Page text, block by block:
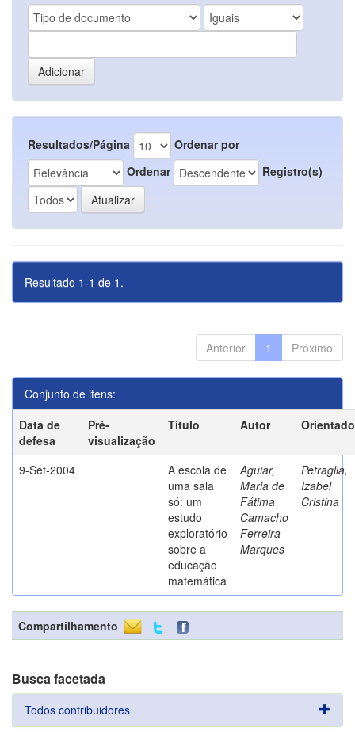
Resultados/Página
Ordenar por
Ordenar
Registro(s)
Resultado 1-1 de 1.
Anterior 1 Próximo
Conjunto de itens:
Data de
defesa
Pré-
visualização
Título Autor
9-Set-2004
A escola de
uma sala
só: um
estudo
exploratório
sobre a
educação
matemática
Aguiar,
Maria de
Fátima
Camacho
Ferreira
Marques
Petraglia,
Izabel
Cristina
Compartilhamento
Busca facetada
Todos contribuidores